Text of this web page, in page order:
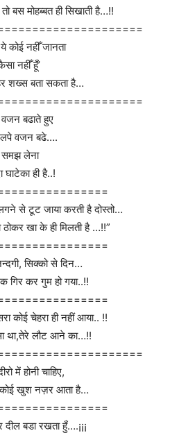
बस मोहब्बत ही सिखाती है…!!
कोई नहीँ जानता
नहीँ हूँ’
शख्स बता सकता है…
बढाते हुए
वजन बढे….
समझ लेना
घाटेका ही है..!
से टूट जाया करती है दोस्तो…
ठोकर खा के ही मिलती है …!!”
सिक्को से दिन…
गिर कर गुम हो गया..!!
कोई चेहरा ही नहीं आया.. !!
था,तेरे लौट आने का…!!
में होनी चाहिए,
कोई खुश नज़र आता है…
दील बडा रखता हुँ….¡¡¡